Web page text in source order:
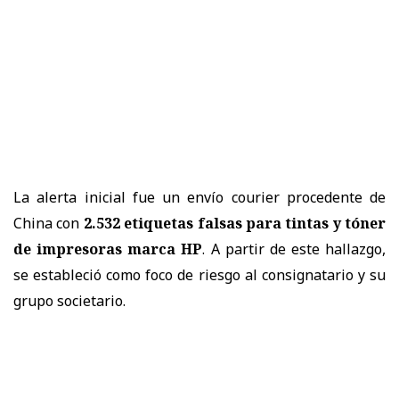
La alerta inicial fue un envío courier procedente de
China con 2.532 etiquetas falsas para tintas y tóner
de impresoras marca HP. A partir de este hallazgo,
se estableció como foco de riesgo al consignatario y su
grupo societario.